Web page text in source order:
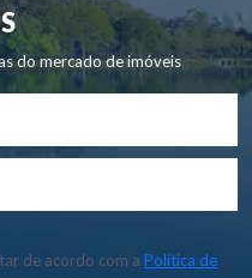
do mercado de imóveis
de acordo com a Política de